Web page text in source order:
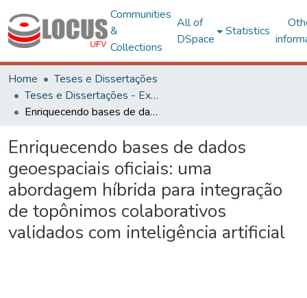
Communities
&
Collections
All of
DSpace
Statistics
Home
Teses e Dissertações
Teses e Dissertações - Externas
Enriquecendo bases de dados geoespaciais oficiais: uma abordagem híbrida para integração de topônimos colaborativos validados com inteligência artificial
Enriquecendo bases de dados
geoespaciais oficiais: uma
abordagem híbrida para integração
de topônimos colaborativos
validados com inteligência artificial